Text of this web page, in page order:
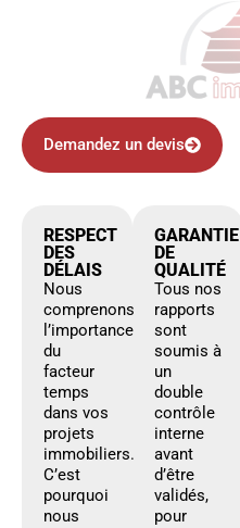
Demandez un devis
RESPECT
DES
DÉLAIS
Nous
comprenons
l’importance
du
facteur
temps
dans vos
projets
immobiliers.
C’est
pourquoi
nous
GARANTIE
DE
QUALITÉ
Tous nos
rapports
sont
soumis à
un
double
contrôle
interne
avant
d’être
validés,
pour